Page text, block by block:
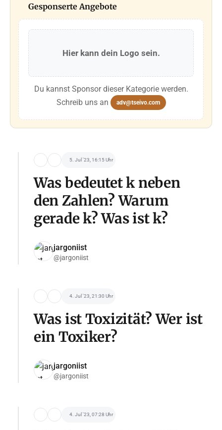
Gesponserte Angebote
Hier kann dein Logo sein.
Du kannst Sponsor dieser Kategorie werden.
Schreib uns an
adv@tseivo.com
5. Jul '23, 16:15 Uhr
Was bedeutet k neben
den Zahlen? Warum
gerade k? Was ist k?
jargoniist
@jargoniist
4. Jul '23, 21:30 Uhr
Was ist Toxizität? Wer ist
ein Toxiker?
jargoniist
@jargoniist
4. Jul '23, 07:28 Uhr